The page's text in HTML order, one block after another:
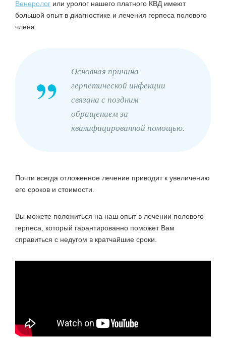
Венеролог или уролог нашего платного КВД имеют
большой опыт в диагностике и лечения герпеса полового
члена.
Основная причина
герпетической инфекции
связана с поздним
обращением за
квалифицированной помощью.
Почти всегда отложенное лечение приводит к увеличению
его сроков и стоимости.
Вы можете положиться на наш опыт в лечении полового
герпеса, который гарантированно поможет Вам
справиться с недугом в кратчайшие сроки.